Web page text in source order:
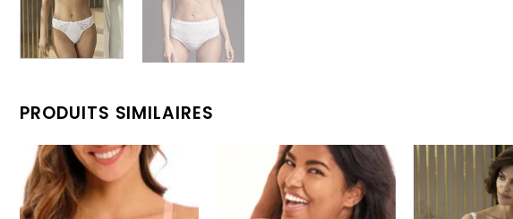
PRODUITS SIMILAIRES